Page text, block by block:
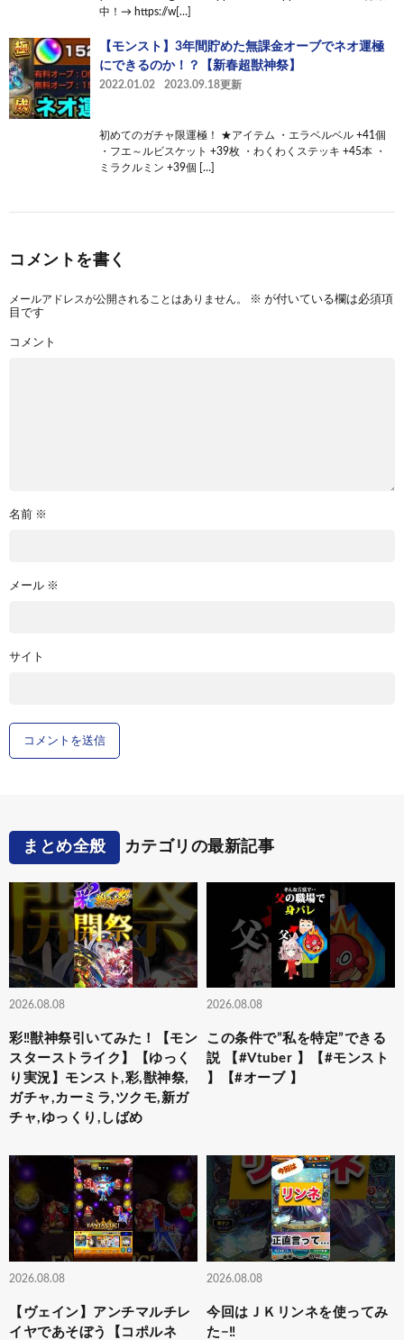
中！→ https://w[…]
【モンスト】3年間貯めた無課金オーブでネオ運極
にできるのか！？【新春超獣神祭】
2022.01.02 2023.09.18更新
初めてのガチャ限運極！ ★アイテム ・エラベルベル +41個
・フエ～ルビスケット +39枚 ・わくわくステッキ +45本 ・
ミラクルミン +39個 […]
コメントを書く
メールアドレスが公開されることはありません。 ※ が付いている欄は必須項
目です
コメント
名前 ※
メール ※
サイト
まとめ全般 カテゴリの最新記事
2026.08.08
彩‼獣神祭引いてみた！【モン
スターストライク】【ゆっく
り実況】モンスト,彩,獣神祭,
ガチャ,カーミラ,ツクモ,新ガ
チャ,ゆっくり,しばめ
2026.08.08
この条件で”私を特定”できる
説 【#Vtuber 】【#モンスト
】【#オーブ 】
2026.08.08
【ヴェイン】アンチマルチレ
イヤであそぼう【コポルネ
2026.08.08
今回はＪＫリンネを使ってみ
た−‼️